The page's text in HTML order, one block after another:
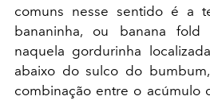
comuns nesse sentido é a
bananinha, ou banana fold
naquela gordurinha
abaixo do sulco do
combinação entre o acúmulo